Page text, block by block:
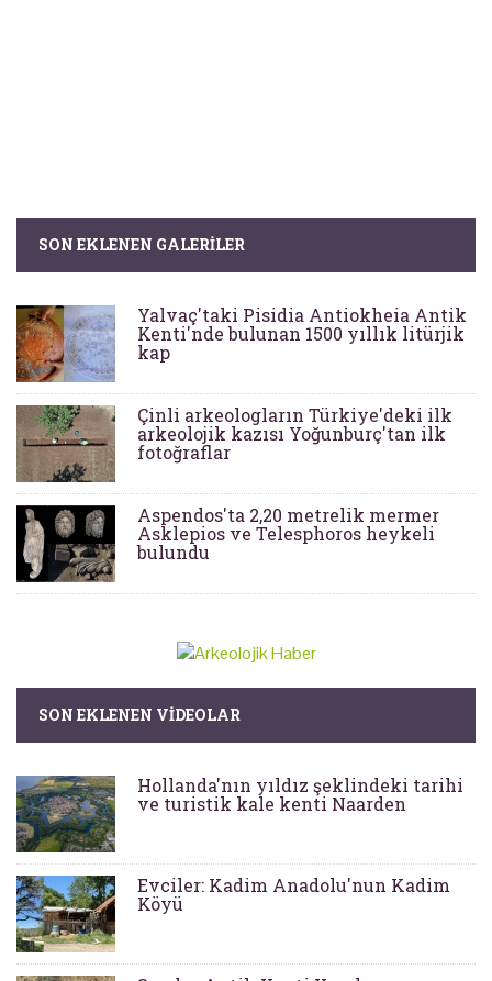
SON EKLENEN GALERILER
Yalvaç'taki Pisidia Antiokheia Antik
Kenti'nde bulunan 1500 yıllık litürjik
kap
Çinli arkeologların Türkiye'deki ilk
arkeolojik kazısı Yoğunburç'tan ilk
fotoğraflar
Aspendos'ta 2,20 metrelik mermer
Asklepios ve Telesphoros heykeli
bulundu
SON EKLENEN VIDEOLAR
Hollanda'nın yıldız şeklindeki tarihi
ve turistik kale kenti Naarden
Evciler: Kadim Anadolu'nun Kadim
Köyü